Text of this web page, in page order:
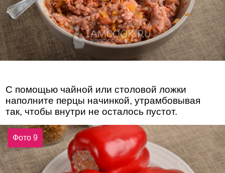
С помощью чайной или столовой ложки
наполните перцы начинкой, утрамбовывая
так, чтобы внутри не осталось пустот.
Фото 9